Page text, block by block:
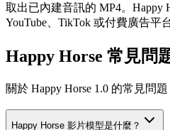
取出已內建音訊的 MP4。Happy
YouTube、TikTok 或付費廣告平台
Happy Horse 常見問
關於 Happy Horse 1.0 的常見問題
Happy Horse 影片模型是什麼？